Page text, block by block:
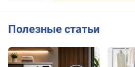
Полезные статьи